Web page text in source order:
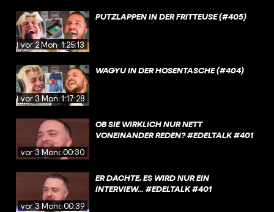
vor 2 Monaten
1:25:13
PUTZLAPPEN IN DER FRITTEUSE (#405)
vor 3 Monaten
1:17:28
WAGYU IN DER HOSENTASCHE (#404)
vor 3 Monaten
00:30
OB SIE WIRKLICH NUR NETT
VONEINANDER REDEN? #EDELTALK #401
vor 3 Monaten
00:39
ER DACHTE, ES WIRD NUR EIN
INTERVIEW… #EDELTALK #401